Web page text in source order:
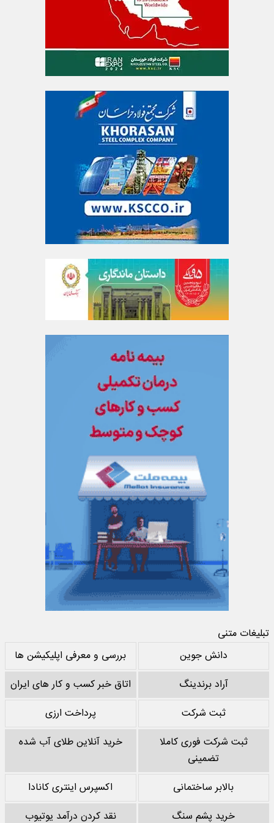
تبلیغات متنی
دانش جوین
بررسی و معرفی اپلیکیشن ها
آراد برندینگ
اتاق خبر کسب و کار های ایران
ثبت شرکت
پرداخت ارزی
ثبت شرکت فوری کاملا
تضمینی
خرید آنلاین طلای آب شده
بالابر ساختمانی
اکسپرس اینتری کانادا
خرید پشم سنگ
نقد کردن درآمد یوتیوب